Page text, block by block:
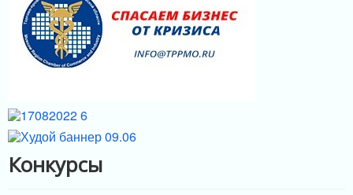
МЕРЫ ПОДДЕРЖКИ
ИНФРАСТРУКТУРА ПОДДЕРЖКИ
Конкурсы